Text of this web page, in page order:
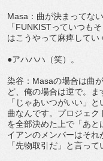
Masa：曲が決まってな
「FUNKISTっていつも
はこうやって麻痺してい
●アハハハ（笑）。
染谷：Masaの場合は曲
ど、俺の場合は逆で。ま
「じゃあいつがいい」
曲なんです。プロジェ
を全部決めた上で「あと
イアンのメンバーはそれ
「先物取引だ」と言って